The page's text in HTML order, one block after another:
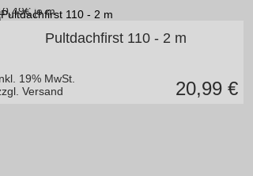
in vielen Varianten
€ je m
Pultdachfirst 110 - 2 m
19% MwSt.
Versand
20,99 €